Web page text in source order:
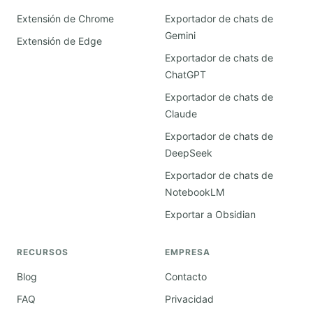
Extensión de Chrome
Extensión de Edge
Exportador de chats de
Gemini
Exportador de chats de
ChatGPT
Exportador de chats de
Claude
Exportador de chats de
DeepSeek
Exportador de chats de
NotebookLM
Exportar a Obsidian
RECURSOS
Blog
FAQ
EMPRESA
Contacto
Privacidad